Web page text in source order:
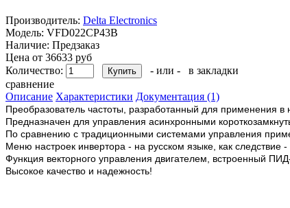
Производитель: Delta Electronics
Модель: VFD022CP43B
Наличие: Предзаказ
Цена от 36633 руб
Количество:
- или -
в закладки
сравнение
Описание Характеристики Документация (1)
Преобразователь частоты, разработанный для применения
Предназначен для управления асинхронными
По сравнению с традиционными системами управления
Меню настроек инвертора - на русском языке, как следствие -
Функция векторного управления двигателем, встроенный
Высокое качество и надежность!